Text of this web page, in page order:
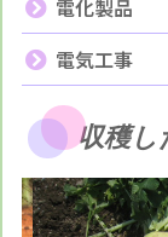
電化製品
電気工事
収穫し